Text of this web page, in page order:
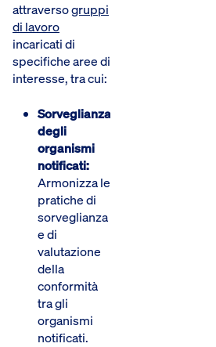
attraversogruppi
di lavoro
incaricati di
specifiche aree di
interesse, tra cui:
Sorveglianza
degli
organismi
notificati:
Armonizza le
pratiche di
sorveglianza
e di
valutazione
della
conformità
tra gli
organismi
notificati.